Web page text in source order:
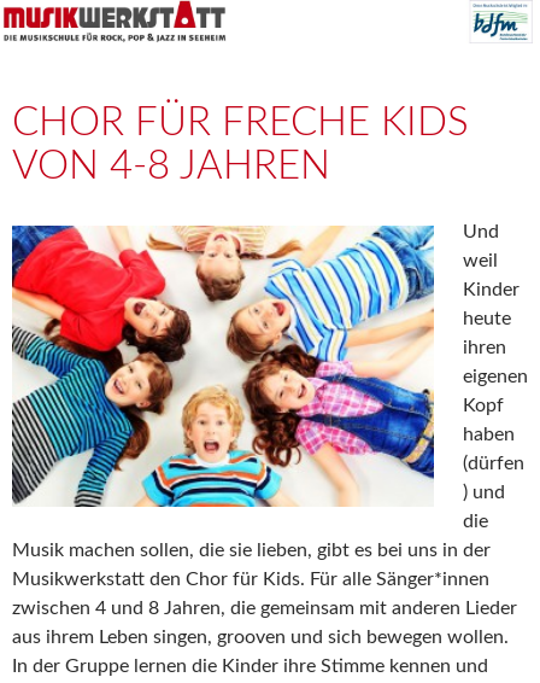
CHOR FÜR FRECHE KIDS
VON 4-8 JAHREN
Und
weil
Kinder
heute
ihren
eigenen
Kopf
haben
(dürfen
) und
die
Musik machen sollen, die sie lieben, gibt es bei uns in der
Musikwerkstatt den Chor für Kids. Für alle Sänger*innen
zwischen 4 und 8 Jahren, die gemeinsam mit anderen Lieder
aus ihrem Leben singen, grooven und sich bewegen wollen.
In der Gruppe lernen die Kinder ihre Stimme kennen und